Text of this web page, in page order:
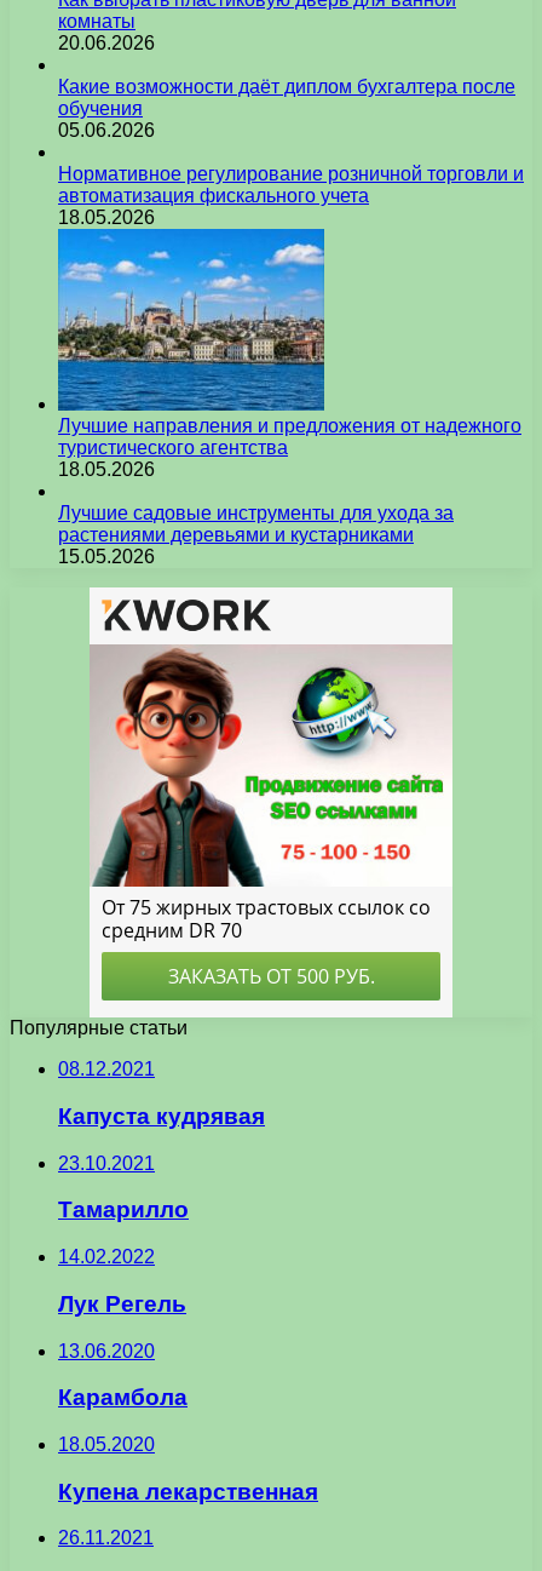
комнаты
20.06.2026
Какие возможности даёт диплом бухгалтера после
обучения
05.06.2026
Нормативное регулирование розничной торговли и
автоматизация фискального учета
18.05.2026
Лучшие направления и предложения от надежного
туристического агентства
18.05.2026
Лучшие садовые инструменты для ухода за
растениями деревьями и кустарниками
15.05.2026
Популярные статьи
08.12.2021
Капуста кудрявая
23.10.2021
Тамарилло
14.02.2022
Лук Регель
13.06.2020
Карамбола
18.05.2020
Купена лекарственная
26.11.2021